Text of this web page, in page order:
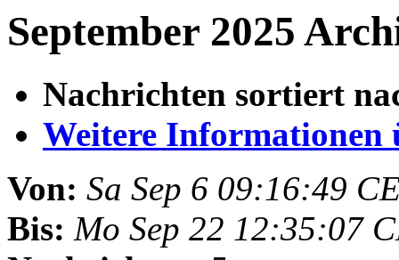
September 2025
Nachrichten sortiert
Weitere Informationen
Von: Sa Sep 6 09:16:49
Bis: Mo Sep 22 12:35:07